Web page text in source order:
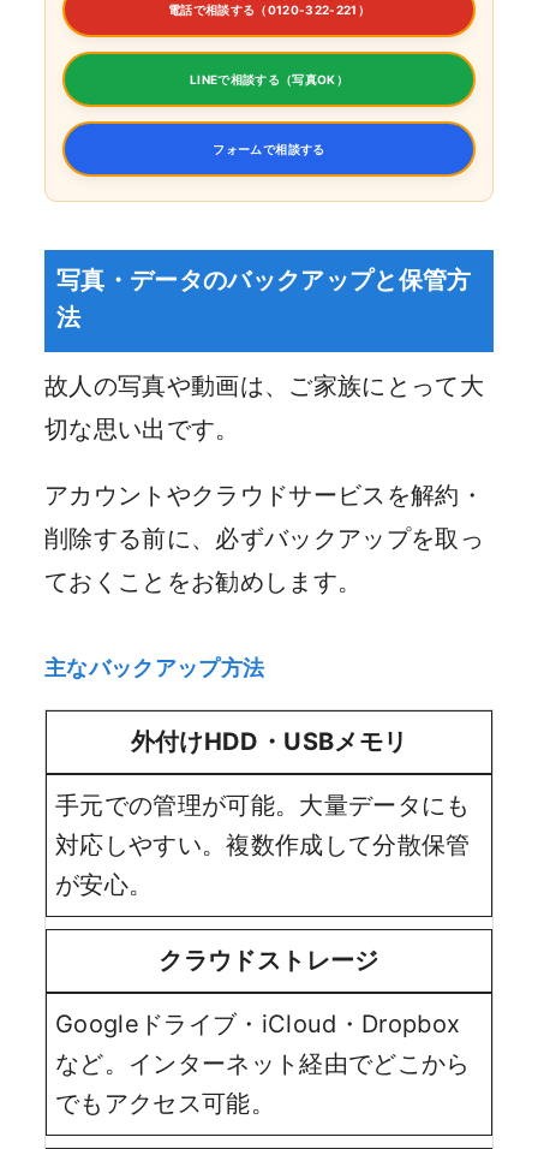
電話で相談する（0120-322-221）
LINEで相談する（写真OK）
フォームで相談する
写真・データのバックアップと保管方
法
故人の写真や動画は、ご家族にとって大
切な思い出です。
アカウントやクラウドサービスを解約・
削除する前に、必ずバックアップを取っ
ておくことをお勧めします。
主なバックアップ方法
外付けHDD・USBメモリ
手元での管理が可能。大量データにも
対応しやすい。複数作成して分散保管
が安心。
クラウドストレージ
Googleドライブ・iCloud・Dropbox
など。インターネット経由でどこから
でもアクセス可能。